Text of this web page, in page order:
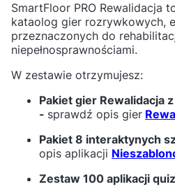
SmartFloor PRO Rewalidacja
kataolog gier rozrywkowych,
przeznaczonych do
niepełnosprawnościami.
W zestawie otrzymujesz:
Pakiet gier Rewalidacja
- sprawdź opis gier
Pakiet 8 interaktynych
opis aplikacji
Zestaw 100 aplikacji